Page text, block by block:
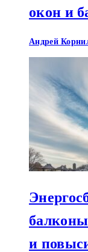
окон и
Андрей
и